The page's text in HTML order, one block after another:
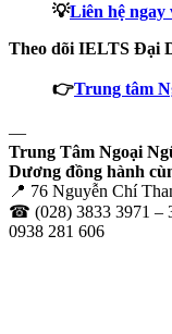
💡Liên hệ
Theo dõi IELTS Đại
👉Trung tâm
—
Trung Tâm Ngoại
Dương đồng hành
📍 76 Nguyễn Chí
☎ (028) 3833 3971 –
0938 281 606